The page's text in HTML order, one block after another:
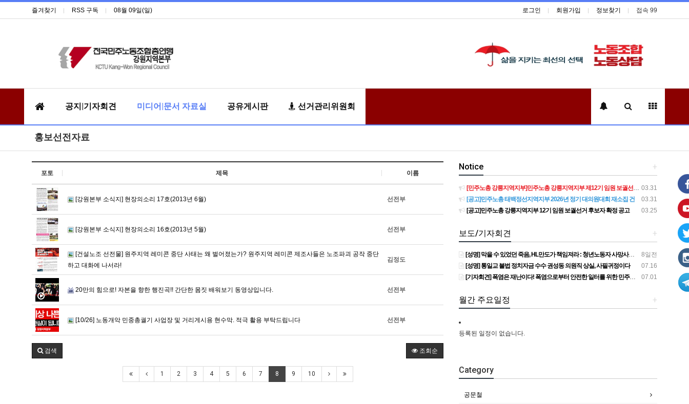
즐겨찾기 RSS 구독 08월 09일(일) 로그인 회원가입 정보찾기 접속 99
공지|기자회견 미디어|문서 자료실 공유게시판 선거관리위원회
홍보선전자료
포토 제목 이름
[강원본부 소식지] 현장의소리 17호(2013년 6월) 선전부
[강원본부 소식지] 현장의소리 16호(2013년 5월) 선전부
[건설노조 선전물] 원주지역 레미콘 중단 사태는 왜 벌어졌는가? 원주지역 레미콘 제조사들은 노조파괴 공작 중단
하고 대화에 나서라!
김정도
20만의 힘으로! 자본을 향한 행진곡!! 간단한 몸짓 배워보기 동영상입니다. 선전부
[10/26] 노동개악 민중총궐기 사업장 및 거리게시용 현수막. 적극 활용 부탁드립니다 선전부
조회순
검색
1 2 3 4 5 6 7 8 9 10
+
Notice
03.31
[민주노총 강릉지역지부]민주노총 강릉지역지부 제12기 임원 보궐선거결과 공고
03.31
[공고]민주노총 태백정선지역지부 2026년 정기 대의원대회 재소집 건
03.25
[공고]민주노총 강릉지역지부 12기 임원 보궐선거 후보자 확정 공고
+
보도/기자회견
8일전
[성명] 막을 수 있었던 죽음, HL만도가 책임져라 : 청년노동자 사망사고의 철저한 진상규명과 재발방지 대책 마련하라
07.16
[성명] 통일교 불법 정치자금 수수 권성동 의원직 상실, 사필귀정이다
07.01
[기자회견] 폭염은 재난이다! 폭염으로부터 안전한 일터를 위한 민주노총 강원지역본부 폭염감시단 선포 기자회견
+
월간 주요일정
등록된 일정이 없습니다.
Category
공문철